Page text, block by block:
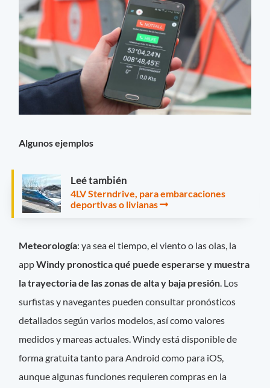
Algunos ejemplos
Leé también
4LV Sterndrive, para embarcaciones
deportivas o livianas
Meteorología: ya sea el tiempo, el viento o las olas, la
appWindy pronostica qué puede esperarse y muestra
la trayectoria de las zonas de alta y baja presión . Los
surfistas y navegantes pueden consultar pronósticos
detallados según varios modelos, así como valores
medidos y mareas actuales. Windy está disponible de
forma gratuita tanto para Android como para iOS,
aunque algunas funciones requieren compras en la